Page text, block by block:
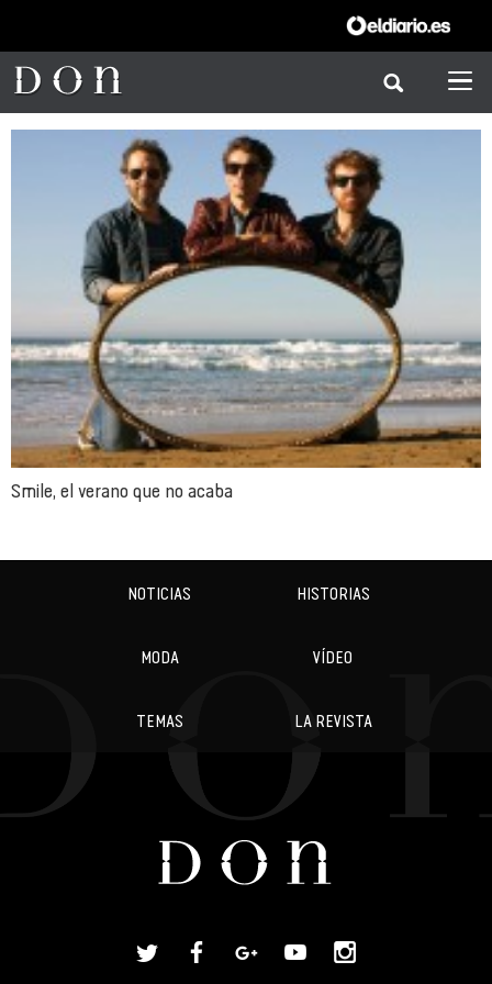
Smile, el verano que no acaba
NOTICIAS HISTORIAS
MODA VÍDEO
TEMAS LA REVISTA